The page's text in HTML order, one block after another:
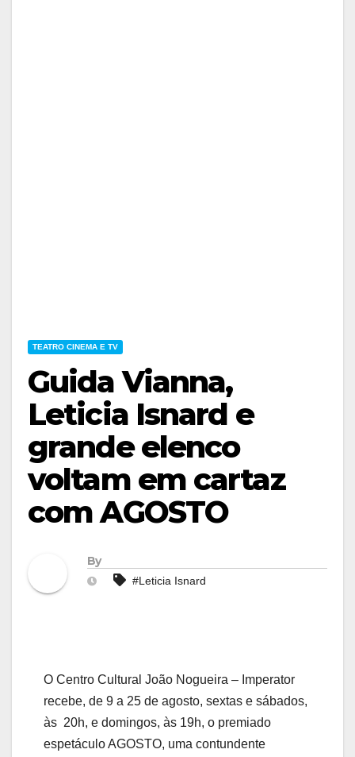
TEATRO CINEMA E TV
Guida Vianna,
Leticia Isnard e
grande elenco
voltam em cartaz
com AGOSTO
By
#Leticia Isnard
O Centro Cultural João Nogueira – Imperator
recebe, de 9 a 25 de agosto, sextas e sábados,
às 20h, e domingos, às 19h, o premiado
espetáculo AGOSTO, uma contundente